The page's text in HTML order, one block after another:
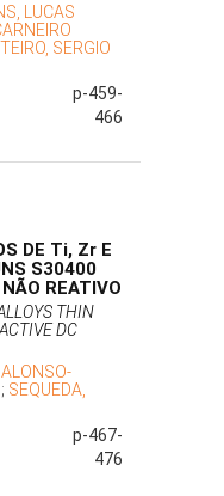
LUCAS
SERGIO
p-459-
466
DE Ti, Zr E
S30400
REATIVO
THIN
DC
ALONSO-
; SEQUEDA,
p-467-
476